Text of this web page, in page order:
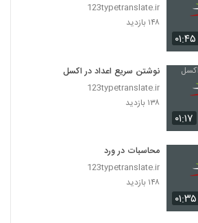
۰۱:۴۵
123typetranslate.ir
۱۴۸ بازدید
۰۱:۱۷
نوشتن سریع اعداد در اکسل
123typetranslate.ir
۱۳۸ بازدید
۰۱:۳۵
محاسبات در ورد
123typetranslate.ir
۱۴۸ بازدید